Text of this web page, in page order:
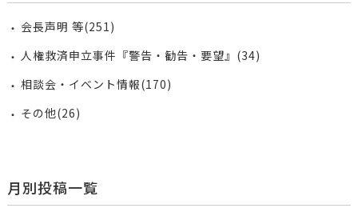
会長声明 等(251)
人権救済申立事件『警告・勧告・要望』(34)
相談会・イベント情報(170)
その他(26)
月別投稿一覧